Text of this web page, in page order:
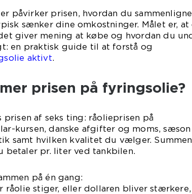
påvirker prisen, hvordan du
sænker dine omkostninger. Målet er, at
giver mening at købe og hvordan du
en praktisk guide til at forstå og
aktivt.
prisen på fyringsolie?
af seks ting: råolieprisen på
kursen, danske afgifter og moms, sæson
samt hvilken kvalitet du vælger.
betaler pr. liter ved tankbilen.
på én gang:
råolie stiger, eller dollaren bliver